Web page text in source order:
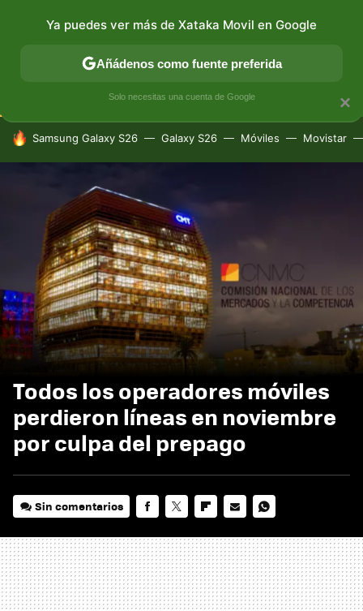
CONECTIVIDAD MÓVIL Y SOCIEDAD APLICACIONES
HOY SE HABLA DE
Samsung Galaxy S26 Galaxy S26 Móviles Movistar
Todos los operadores móviles
perdieron líneas en noviembre
por culpa del prepago
Sin comentarios
MAIL
×
Ya puedes ver más de Xataka Movil en Google
Añádenos como fuente preferida
Solo necesitas una cuenta de Google